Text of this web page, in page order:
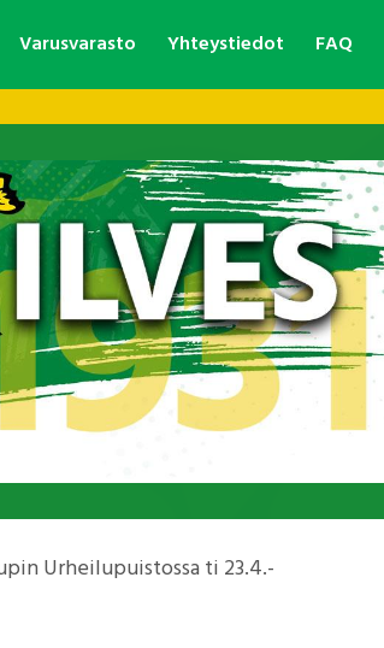
Varusvarasto Yhteystiedot FAQ
Urheilupuistossa ti 23.4.-